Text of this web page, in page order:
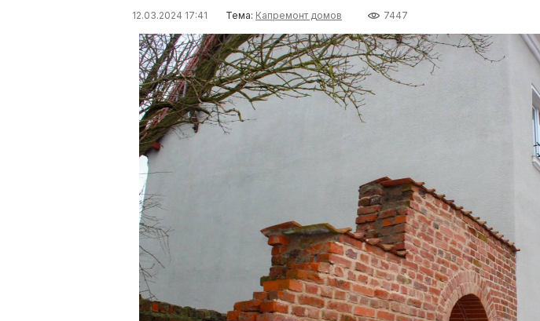
12.03.2024 17:41 Тема: Капремонт домов 7447